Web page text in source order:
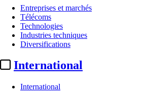
Entreprises et marchés
Télécoms
Technologies
Industries techniques
Diversifications
International
International